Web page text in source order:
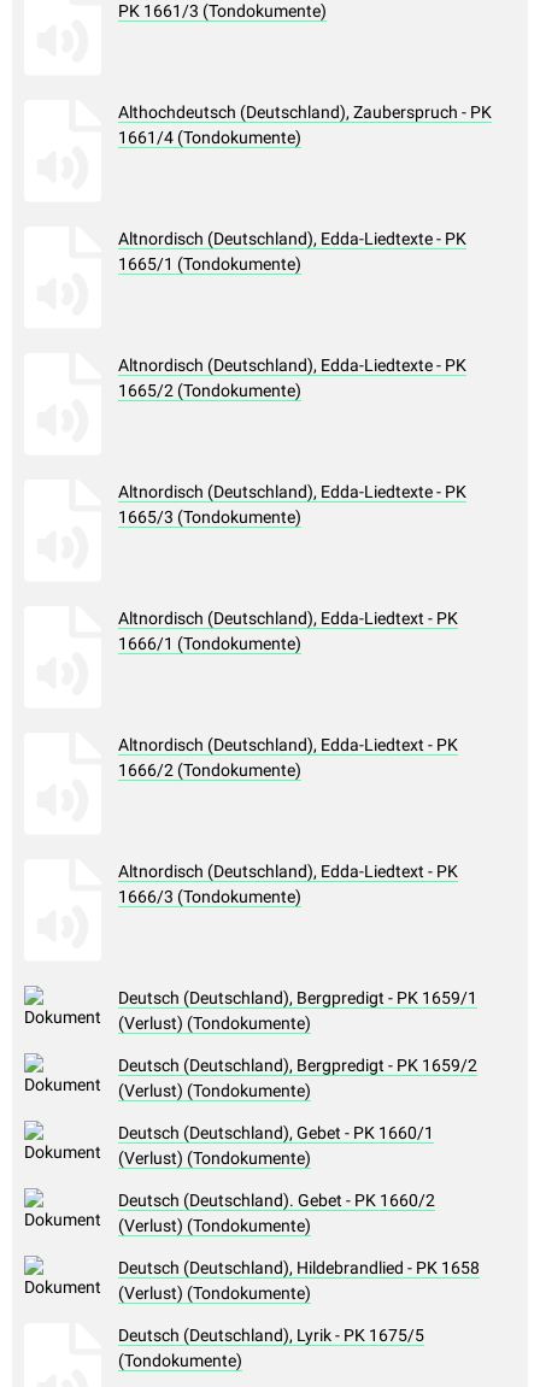
PK 1661/3 (Tondokumente)
Althochdeutsch (Deutschland), Zauberspruch - PK
1661/4 (Tondokumente)
Altnordisch (Deutschland), Edda-Liedtexte - PK
1665/1 (Tondokumente)
Altnordisch (Deutschland), Edda-Liedtexte - PK
1665/2 (Tondokumente)
Altnordisch (Deutschland), Edda-Liedtexte - PK
1665/3 (Tondokumente)
Altnordisch (Deutschland), Edda-Liedtext - PK
1666/1 (Tondokumente)
Altnordisch (Deutschland), Edda-Liedtext - PK
1666/2 (Tondokumente)
Altnordisch (Deutschland), Edda-Liedtext - PK
1666/3 (Tondokumente)
Deutsch (Deutschland), Bergpredigt - PK 1659/1
(Verlust) (Tondokumente)
Deutsch (Deutschland), Bergpredigt - PK 1659/2
(Verlust) (Tondokumente)
Deutsch (Deutschland), Gebet - PK 1660/1
(Verlust) (Tondokumente)
Deutsch (Deutschland). Gebet - PK 1660/2
(Verlust) (Tondokumente)
Deutsch (Deutschland), Hildebrandlied - PK 1658
(Verlust) (Tondokumente)
Deutsch (Deutschland), Lyrik - PK 1675/5
(Tondokumente)